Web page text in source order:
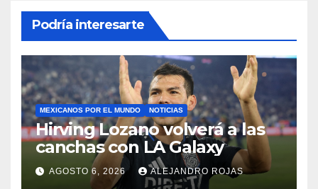
Podría interesarte
MEXICANOS POR EL MUNDO NOTICIAS
Hirving Lozano volverá a las
canchas con LA Galaxy
AGOSTO 6, 2026 ALEJANDRO ROJAS